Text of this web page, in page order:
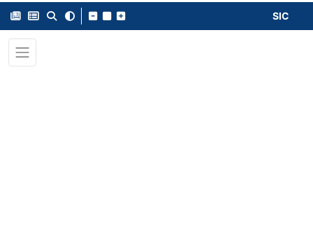
SIC